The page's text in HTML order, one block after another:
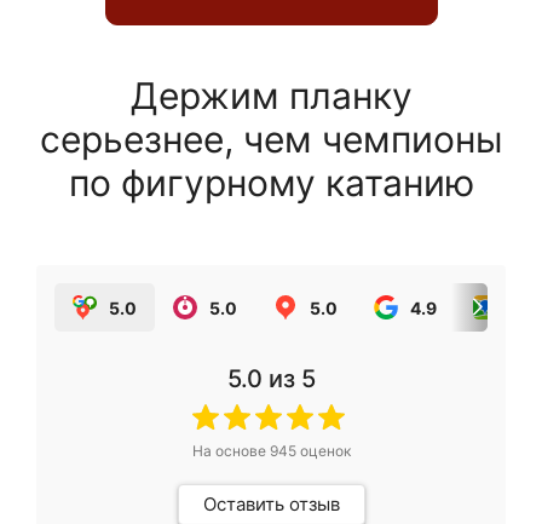
Держим планку
серьезнее, чем чемпионы
по фигурному катанию
5.0 5.0 5.0 4.9
5.0 из 5
На основе 945оценок
Оставить отзыв